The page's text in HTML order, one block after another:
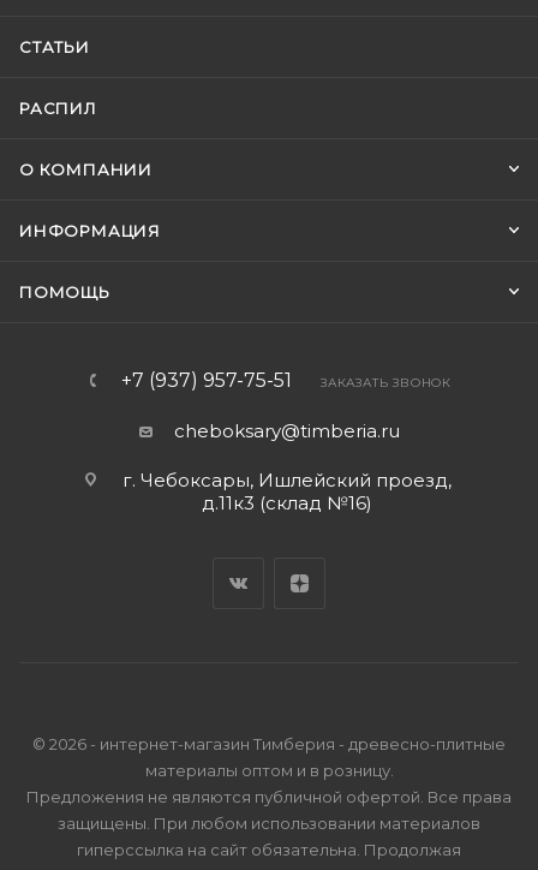
СТАТЬИ
РАСПИЛ
О КОМПАНИИ
ИНФОРМАЦИЯ
ПОМОЩЬ
+7 (937) 957-75-51 ЗАКАЗАТЬ ЗВОНОК
cheboksary@timberia.ru
г. Чебоксары, Ишлейский проезд,
д.11к3 (склад №16)
© 2026 - интернет-магазин Тимберия - древесно-плитные
материалы оптом и в розницу.
Предложения не являются публичной офертой. Все права
защищены. При любом использовании материалов
гиперссылка на сайт обязательна. Продолжая